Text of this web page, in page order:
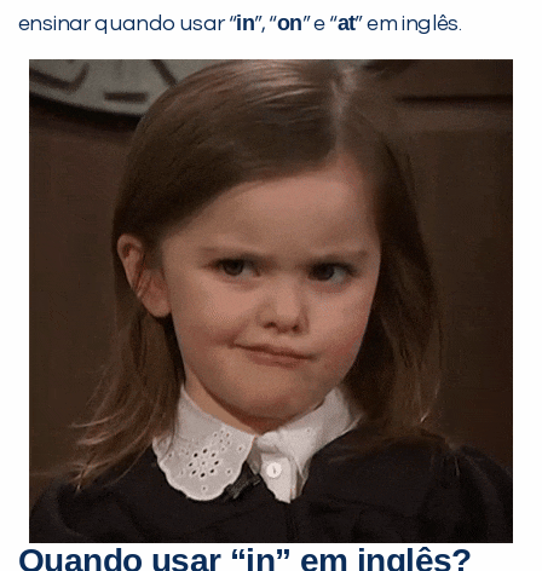
ensinar quando usar “in”, “on” e “at” em inglês.
Quando usar “in” em inglês?
Preencha com seus dados abaixo e
já vamos te colocar em contato
Você é aluno inFlux?
Sim Não